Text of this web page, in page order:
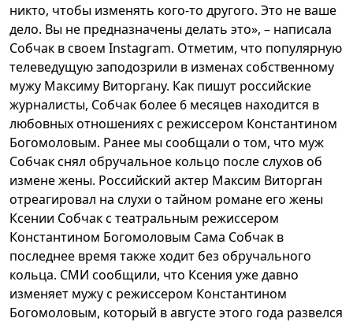
никто, чтобы изменять кого-то другого. Это не ваше
дело. Вы не предназначены делать это», – написала
Собчак в своем Instagram. Отметим, что популярную
телеведущую заподозрили в изменах собственному
мужу Максиму Виторгану. Как пишут российские
журналисты, Собчак более 6 месяцев находится в
любовных отношениях с режиссером Константином
Богомоловым. Ранее мы сообщали о том, что муж
Собчак снял обручальное кольцо после слухов об
измене жены. Российский актер Максим Виторган
отреагировал на слухи о тайном романе его жены
Ксении Собчак с театральным режиссером
Константином Богомоловым Сама Собчак в
последнее время также ходит без обручального
кольца. СМИ сообщили, что Ксения уже давно
изменяет мужу с режиссером Константином
Богомоловым, который в августе этого года развелся